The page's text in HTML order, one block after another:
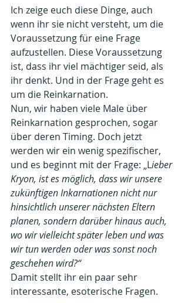
Ich zeige euch diese Dinge, auch
wenn ihr sie nicht versteht, um die
Voraussetzung für eine Frage
aufzustellen. Diese Voraussetzung
ist, dass ihr viel mächtiger seid, als
ihr denkt. Und in der Frage geht es
um die Reinkarnation.
Nun, wir haben viele Male über
Reinkarnation gesprochen, sogar
über deren Timing. Doch jetzt
werden wir ein wenig spezifischer,
und es beginnt mit der Frage: „Lieber
Kryon, ist es möglich, dass wir unsere
zukünftigen Inkarnationen nicht nur
hinsichtlich unserer nächsten Eltern
planen, sondern darüber hinaus auch,
wo wir vielleicht später leben und was
wir tun werden oder was sonst noch
geschehen wird?“
Damit stellt ihr ein paar sehr
interessante, esoterische Fragen.